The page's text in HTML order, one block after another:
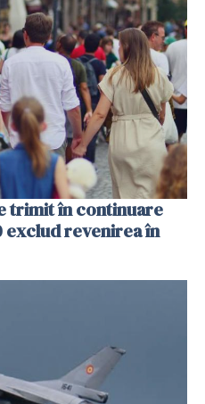
trimit în continuare
exclud revenirea în